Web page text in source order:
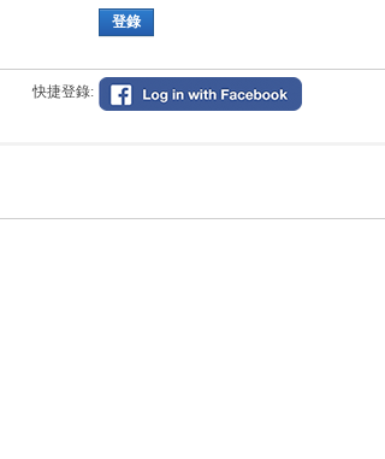
登錄
快捷登錄: